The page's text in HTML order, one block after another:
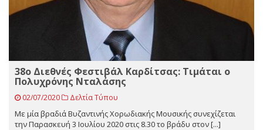
38ο Διεθνές Φεστιβάλ Καρδίτσας: Τιμάται ο
Πολυχρόνης Νταλάσης
02/07/2020 Δελτία Τύπου
Με μία βραδιά Βυζαντινής Χορωδιακής Μουσικής συνεχίζεται
την Παρασκευή 3 Ιουλίου 2020 στις 8.30 το βράδυ στον [...]